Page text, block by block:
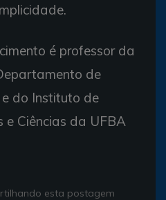
é professor da
de
do Instituto de
e Ciências da UFBA
esta postagem